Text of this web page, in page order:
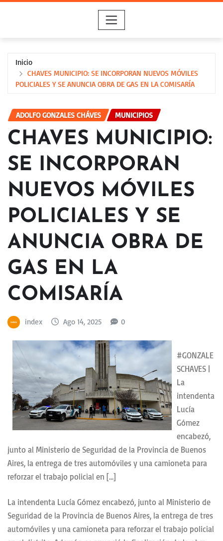
Inicio
CHAVES MUNICIPIO: SE INCORPORAN NUEVOS MÓVILES
POLICIALES Y SE ANUNCIA OBRA DE GAS EN LA COMISARÍA
ADOLFO GONZALES CHÁVES MUNICIPIOS
CHAVES MUNICIPIO:
SE INCORPORAN
NUEVOS MÓVILES
POLICIALES Y SE
ANUNCIA OBRA DE
GAS EN LA
COMISARÍA
index Ago 14, 2025 0
#GONZALE
SCHAVES |
La
intendenta
Lucía
Gómez
encabezó,
junto al Ministerio de Seguridad de la Provincia de Buenos
Aires, la entrega de tres automóviles y una camioneta para
reforzar el trabajo policial en […]
La intendenta Lucía Gómez encabezó, junto al Ministerio de
Seguridad de la Provincia de Buenos Aires, la entrega de tres
automóviles y una camioneta para reforzar el trabajo policial